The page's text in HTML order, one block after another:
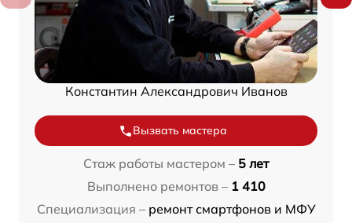
Константин Александрович Иванов
Вызвать мастера
Стаж работы мастером – 5 лет
Выполнено ремонтов – 1 410
Специализация – ремонт смартфонов и МФУ